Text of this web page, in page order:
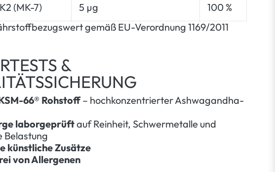
(MK-7) 5 µg
100 %
gemäß EU-Verordnung 1169/2011
&
66® Rohstoff– hochkonzentrierter Ashwagandha-
laborgeprüftauf Reinheit, Schwermetalle und
Belastung
künstliche Zusätze
von Allergenen